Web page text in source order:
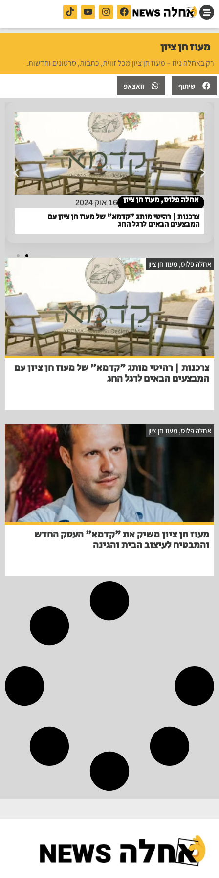
מעוז חן ציון
רק באחלה ניוז – מעוז חן ציון מכל זווית, כתבות, סרטונים וחדשות.
שיתוף וואצאפ
אחלה פלוס,מעוז חן ציון 16 אוק 2024
צרכנות | רהיטי מותג "קדמא" של מעוז חן ציון עם
המבצעים הבאים לרגל החג
אחלה פלוס, מעוז חן ציון
צרכנות | רהיטי מותג "קדמא" של מעוז חן ציון עם
המבצעים הבאים לרגל החג
אחלה פלוס, מעוז חן ציון
מעוז חן ציון משיק את "קדמא" העסק החדש
והמבטיח לעיצוב הבית והגינה